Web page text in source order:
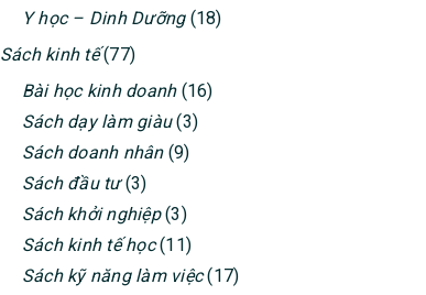
Y học – Dinh Dưỡng(18)
Sách kinh tế(77)
Bài học kinh doanh(16)
Sách dạy làm giàu(3)
Sách doanh nhân(9)
Sách đầu tư(3)
Sách khởi nghiệp(3)
Sách kinh tế học(11)
Sách kỹ năng làm việc(17)